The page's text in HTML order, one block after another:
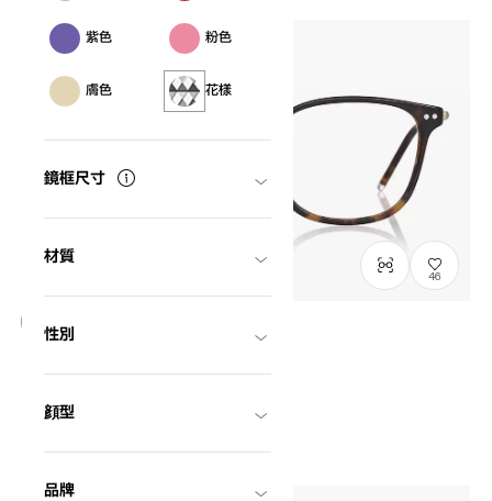
紫色 粉色
膚色 花樣
鏡框尺寸
材質
性別
顔型
品牌
46
Graph Belle
NT$1,395